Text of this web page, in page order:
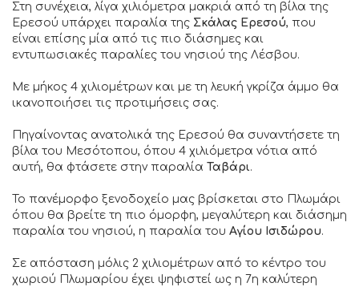
Στη συνέχεια, λίγα χιλιόμετρα μακριά από τη βίλα της
Ερεσού υπάρχει παραλία της Σκάλας Ερεσού, που
είναι επίσης μία από τις πιο διάσημες και
εντυπωσιακές παραλίες του νησιού της Λέσβου.
Με μήκος 4 χιλιομέτρων και με τη λευκή γκρίζα άμμο θα
ικανοποιήσει τις προτιμήσεις σας.
Πηγαίνοντας ανατολικά της Ερεσού θα συναντήσετε τη
βίλα του Μεσότοπου, όπου 4 χιλιόμετρα νότια από
αυτή, θα φτάσετε στην παραλία Ταβάρι.
Το πανέμορφο ξενοδοχείο μας βρίσκεται στο Πλωμάρι
όπου θα βρείτε τη πιο όμορφη, μεγαλύτερη και διάσημη
παραλία του νησιού, η παραλία του Αγίου Ισιδώρου.
Σε απόσταση μόλις 2 χιλιομέτρων από το κέντρο του
χωριού Πλωμαρίου έχει ψηφιστεί ως η 7η καλύτερη